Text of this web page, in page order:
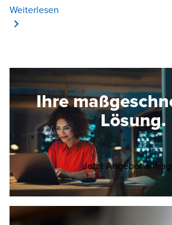
Weiterlesen
Ihre
Lösung.
Jetzt Angebot